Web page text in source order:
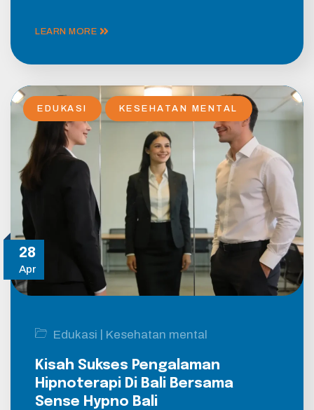
LEARN MORE
28
Apr
EDUKASI KESEHATAN MENTAL
Edukasi | Kesehatan mental
Kisah Sukses Pengalaman
Hipnoterapi Di Bali Bersama
Sense Hypno Bali